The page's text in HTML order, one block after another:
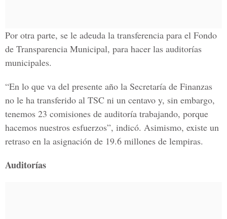
Por otra parte, se le adeuda la transferencia para el Fondo
de Transparencia Municipal, para hacer las auditorías
municipales.
“En lo que va del presente año la Secretaría de Finanzas
no le ha transferido al TSC ni un centavo y, sin embargo,
tenemos 23 comisiones de auditoría trabajando, porque
hacemos nuestros esfuerzos”, indicó. Asimismo, existe un
retraso en la asignación de 19.6 millones de lempiras.
Auditorías